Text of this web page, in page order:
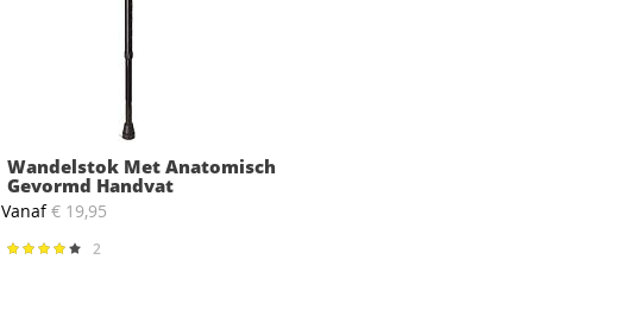
Wandelstok Met Anatomisch
Gevormd Handvat
Vanaf € 19,95
Waardering:
2